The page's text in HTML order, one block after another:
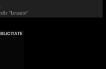
"Ianuarie"